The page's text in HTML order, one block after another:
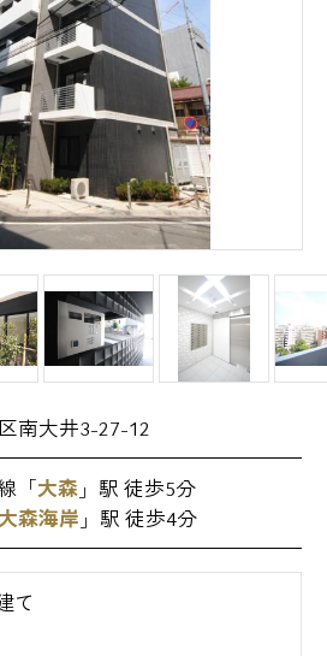
南大井3-27-12
「大森 」駅 徒歩5分
森海岸 」駅 徒歩4分
て